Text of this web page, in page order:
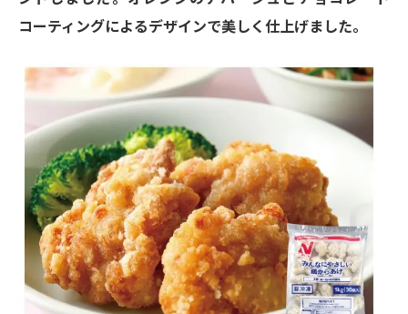
コーティングによるデザインで美しく仕上げました。